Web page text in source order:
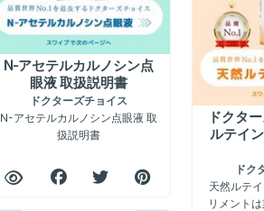
N-アセテルカルノシン点
眼液 取扱説明書
ドクターズチョイス
N-アセテルカルノシン点眼液 取
扱説明書
ドクタ
ルテイ
ドク
天然ルテ
リメント